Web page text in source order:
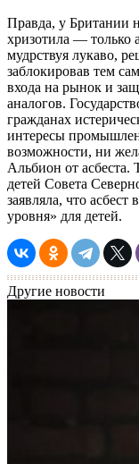
Правда, у Британии
хризотила — только
мудрствуя лукаво,
заблокировав тем
входа на рынок и
аналогов.
гражданах
интересы
возможности, ни
Альбион от асбеста.
детей Совета
заявляла, что асбест
уровня» для детей.
Другие новости